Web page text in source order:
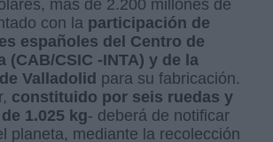
más de 2.200 millones de
con la participación de
españoles del Centro de
(CAB/CSIC -INTA) y de la
Valladolid para su fabricación.
constituido por seis ruedas y
1.025 kg- deberá de notificar
planeta, mediante la recolección